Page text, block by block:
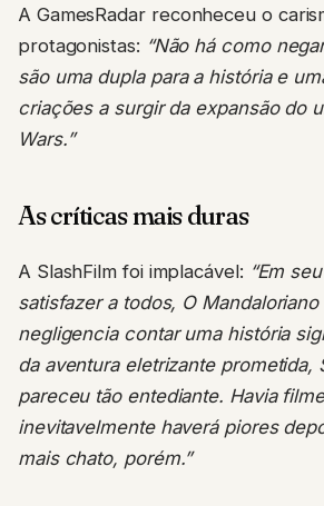
A GamesRadar reconheceu o
protagonistas: “Não há como
são uma dupla para a história e
criações a surgir da expansão do
Wars.”
As críticas mais duras
A SlashFilm foi implacável: “Em
satisfazer a todos, O
negligencia contar uma história
da aventura eletrizante prometida,
pareceu tão entediante. Havia
inevitavelmente haverá piores
mais chato, porém.”